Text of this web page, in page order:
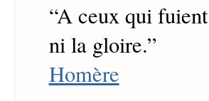
“A ceux qui
ni la gloire.”
Homère